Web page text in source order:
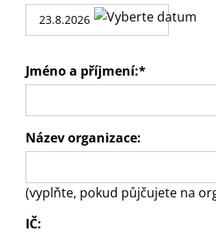
Jméno a příjmení:*
Název organizace:
(vyplňte, pokud půjčujete na
IČ: